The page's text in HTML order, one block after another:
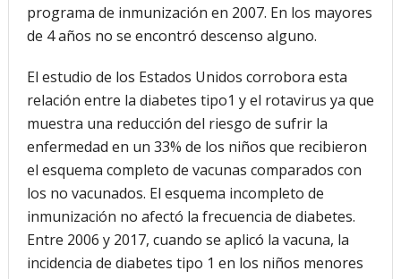
programa de inmunización en 2007. En los mayores
de 4 años no se encontró descenso alguno.
El estudio de los Estados Unidos corrobora esta
relación entre la diabetes tipo1 y el rotavirus ya que
muestra una reducción del riesgo de sufrir la
enfermedad en un 33% de los niños que recibieron
el esquema completo de vacunas comparados con
los no vacunados. El esquema incompleto de
inmunización no afectó la frecuencia de diabetes.
Entre 2006 y 2017, cuando se aplicó la vacuna, la
incidencia de diabetes tipo 1 en los niños menores